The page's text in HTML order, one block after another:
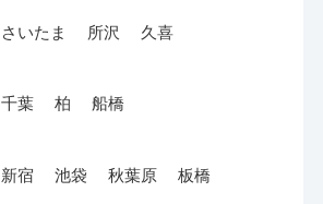
さいたま 所沢 久喜
千葉 柏 船橋
新宿 池袋 秋葉原 板橋